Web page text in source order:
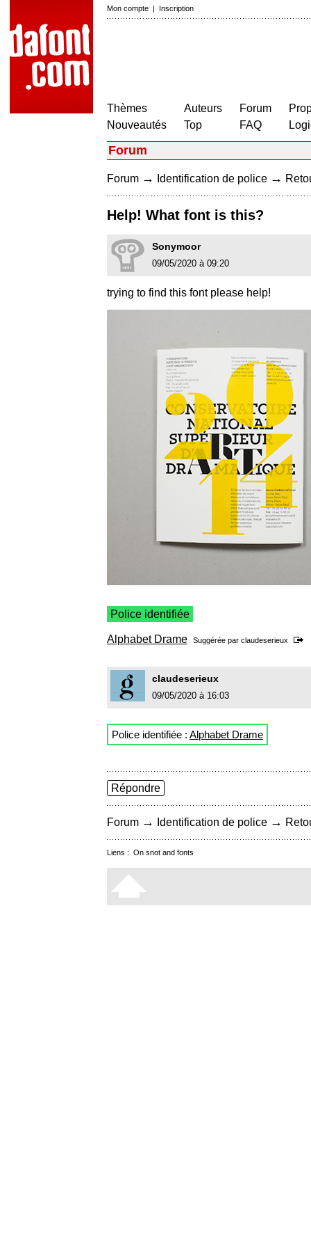
Mon compte | Inscription
Thèmes
Nouveautés
Auteurs
Top
Forum
FAQ
Forum
Forum → Identification de police →
Help! What font is this?
Sonymoor
09/05/2020 à 09:20
trying to find this font please help!
Police identifiée
Alphabet Drame Suggérée par claudeserieux
claudeserieux
09/05/2020 à 16:03
Police identifiée : Alphabet Drame
Répondre
Forum → Identification de police →
Liens : On snot and fonts